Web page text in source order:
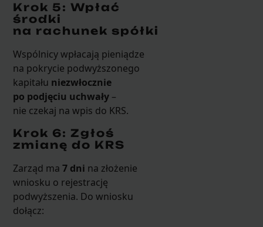
Krok 5: Wpłać
środki
na rachunek spółki
Wspólnicy wpłacają pieniądze
na pokrycie podwyższonego
kapitału niezwłocznie
po podjęciu uchwały–
nie czekaj na wpis do KRS.
Krok 6: Zgłoś
zmianę do KRS
Zarząd ma 7 dni na złożenie
wniosku o rejestrację
podwyższenia. Do wniosku
dołącz: